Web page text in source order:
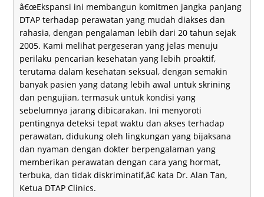
â€œEkspansi ini membangun komitmen jangka panjang
DTAP terhadap perawatan yang mudah diakses dan
rahasia, dengan pengalaman lebih dari 20 tahun sejak
2005. Kami melihat pergeseran yang jelas menuju
perilaku pencarian kesehatan yang lebih proaktif,
terutama dalam kesehatan seksual, dengan semakin
banyak pasien yang datang lebih awal untuk skrining
dan pengujian, termasuk untuk kondisi yang
sebelumnya jarang dibicarakan. Ini menyoroti
pentingnya deteksi tepat waktu dan akses terhadap
perawatan, didukung oleh lingkungan yang bijaksana
dan nyaman dengan dokter berpengalaman yang
memberikan perawatan dengan cara yang hormat,
terbuka, dan tidak diskriminatif,â€ kata Dr. Alan Tan,
Ketua DTAP Clinics.